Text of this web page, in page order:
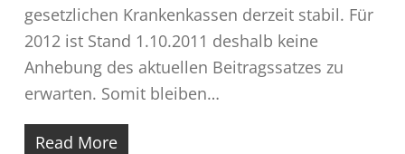
gesetzlichen Krankenkassen derzeit stabil. Für
2012 ist Stand 1.10.2011 deshalb keine
Anhebung des aktuellen Beitragssatzes zu
erwarten. Somit bleiben…
Read More